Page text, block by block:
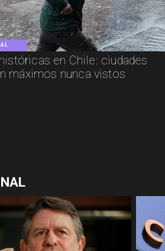
en Chile: ciudades
máximos nunca vistos